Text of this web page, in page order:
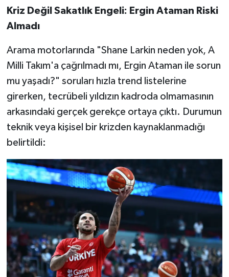
Kriz Değil Sakatlık Engeli: Ergin Ataman Riski
Almadı
Arama motorlarında "Shane Larkin neden yok, A
Milli Takım'a çağrılmadı mı, Ergin Ataman ile sorun
mu yaşadı?" soruları hızla trend listelerine
girerken, tecrübeli yıldızın kadroda olmamasının
arkasındaki gerçek gerekçe ortaya çıktı. Durumun
teknik veya kişisel bir krizden kaynaklanmadığı
belirtildi:
Resmi İlanlar
SAĞLIK
SEYAHAT
SİYASET
SPOR
SÜRMANŞET
Susurluk
TARİHTE BUGÜN
TEKNOLOJİ